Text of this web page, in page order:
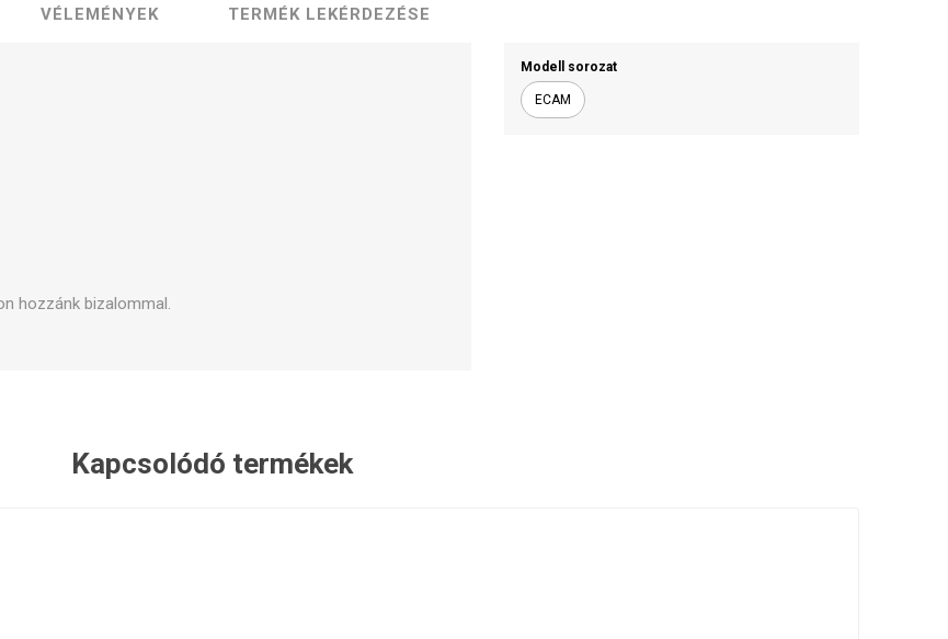
Modell sorozat
ECAM
VÉLEMÉNYEK TERMÉK LEKÉRDEZÉSE
hozzánk bizalommal.
Kapcsolódó termékek